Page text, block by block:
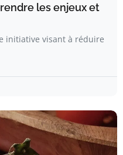
les enjeux et
initiative visant à réduire